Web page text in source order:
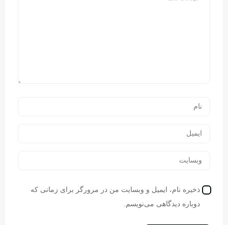
ذخیره نام، ایمیل و وبسایت من در مرورگر برای زمانی که
دوباره دیدگاهی می‌نویسم.